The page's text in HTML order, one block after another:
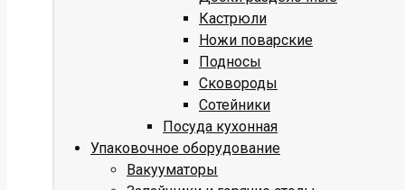
Кастрюли
Ножи поварские
Подносы
Сковороды
Сотейники
Посуда кухонная
Упаковочное оборудование
Вакууматоры